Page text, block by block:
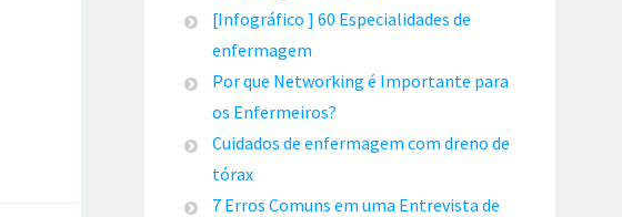
[Infográfico ] 60 Especialidades de
enfermagem
Por que Networking é Importante para
os Enfermeiros?
Cuidados de enfermagem com dreno de
tórax
7 Erros Comuns em uma Entrevista de